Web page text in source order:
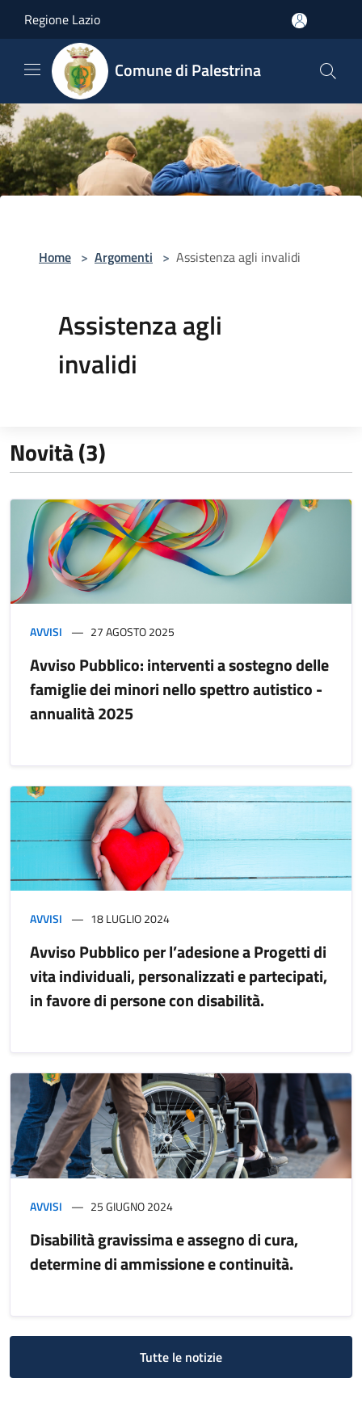
Regione Lazio
Comune di Palestrina
Home > Argomenti > Assistenza agli invalidi
Assistenza agli
invalidi
Novità (3)
AVVISI 27 AGOSTO 2025
Avviso Pubblico: interventi a sostegno delle
famiglie dei minori nello spettro autistico -
annualità 2025
AVVISI 18 LUGLIO 2024
Avviso Pubblico per l’adesione a Progetti di
vita individuali, personalizzati e partecipati,
in favore di persone con disabilità.
AVVISI 25 GIUGNO 2024
Disabilità gravissima e assegno di cura,
determine di ammissione e continuità.
Tutte le notizie